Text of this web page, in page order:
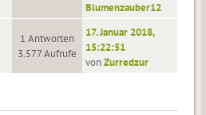
Blumenzauber12
1 Antworten
3.577 Aufrufe
17. Januar 2018,
15:22:51
vonZurredzur